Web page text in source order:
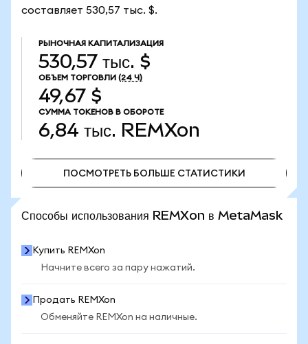
составляет 530,57 тыс. $.
РЫНОЧНАЯ КАПИТАЛИЗАЦИЯ
530,57 тыс. $
ОБЪЕМ ТОРГОВЛИ (24 Ч)
49,67 $
СУММА ТОКЕНОВ В ОБОРОТЕ
6,84 тыс. REMXon
ПОСМОТРЕТЬ БОЛЬШЕ СТАТИСТИКИ
Способы использования REMXon в MetaMask
Купить REMXon
Начните всего за пару нажатий.
Продать REMXon
Обменяйте REMXon на наличные.